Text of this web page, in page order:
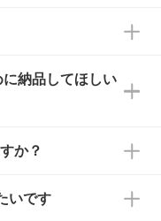
に対応可能で
員会や個人様
様の条件でご
気軽にご相談
いた場合の
添付でお送りし
する備考欄』
ら約2週間～2
荷いたしま
納品してほしい
い合わせ・お
か？
文確定のご連
いです